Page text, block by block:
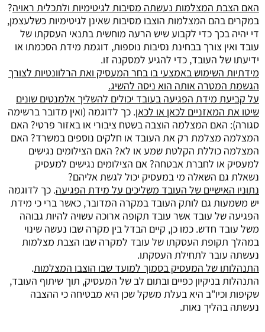
האם הצבת המצלמות נעשתה מסיבות לגיטימיות ולתכלית ראויה?
במקרים בהם המצלמות הוצבו מסיבות שאינן לגיטימיות כשלעצמן,
די יהיה בכך כדי לקבוע שיש הרעה מוחשית בתנאי העסקתו של
עובד ואין צורך בבחינת נסיבות נוספות, דוגמת מידת הסכמתו או
ידיעתו של העובד, כדי להגיע למסקנה זו.
מידתיות השימוש באמצעי בו בחר המעסיק ואת הרלוונטיות לצורך
הגשמת המטרה אותה הוא ניסה להשיג.
על קביעת מידת הפגיעה בעובד יכולים להשליך אלמנטים שונים
שיטו את המאזניים לכאן או לכאן. כך לדוגמה (ואין מדובר ברשימה
סגורה): האם המצלמה הוצבה בשטח ציבורי או באזור פרטי? האם
המצלמה מצלמת רק את העובד או חלקים נוספים במשרד? האם
המצלמה כוללת הקלטת שמע או לא? האם הצילומים נגישים
למעסיק או לחברת אבטחה? אם הצילומים נגישים למעסיק
נשאלת גם השאלה מי במעסיק יכול לגשת אליהם?
נתוניו האישיים של העובד משליכים על מידת הפגיעה. כך לדוגמה
יש משמעות גם לותק העובד במקרה המדובר, כאשר ברי כי מידת
הפגיעה של עובד אשר עובד תקופה ארוכה עשויה להיות גבוהה
משל עובד חדש. כמו כן, קיים הבדל בין מקרה שבו נעשה שינוי
במהלך תקופת העסקתו של עובד למקרה שבו הצבת מצלמות
נעשתה עובר לתחילת העסקתו.
התנהלותו של המעסיק בסמוך למועד שבו הוצבו המצלמות.
התנהלות בניקיון כפיים ובתום לב של המעסיק, תוך שיתוף העובד,
שקיפות וכיו"ב היא בעלת משקל שכן היא מבטיחה כי ההצבה
נעשתה בהליך נאות.